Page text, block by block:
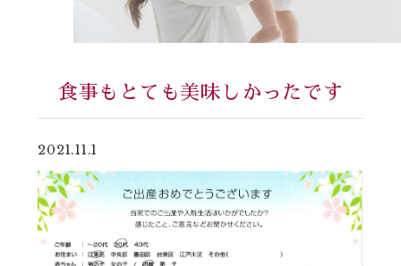
食事もとても美味しかったです
2021.11.1